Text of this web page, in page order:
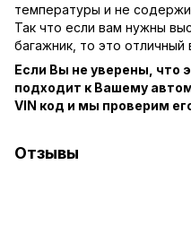
температуры и не
Так что если вам нужны
багажник, то это отличный
Если Вы не уверены, что
подходит к Вашему
VIN код и мы проверим
Отзывы